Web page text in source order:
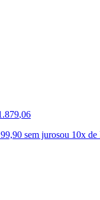
,06
sem jurosou 10x de